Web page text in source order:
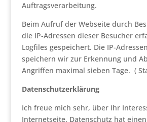
Auftragsverarbeitung.
Beim Aufruf der Webseite durch
die IP-Adressen dieser Besucher
Logfiles gespeichert. Die IP-
speichern wir zur Erkennung und
Angriffen maximal sieben Tage. (
Datenschutzerklärung
Ich freue mich sehr, über Ihr
Internetseite. Datenschutz hat